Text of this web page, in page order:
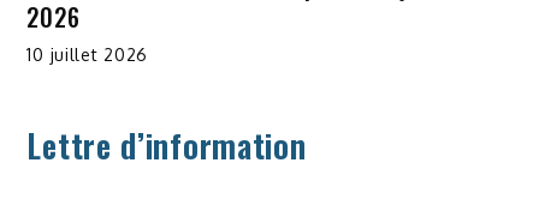
2026
10 juillet 2026
Lettre d’information